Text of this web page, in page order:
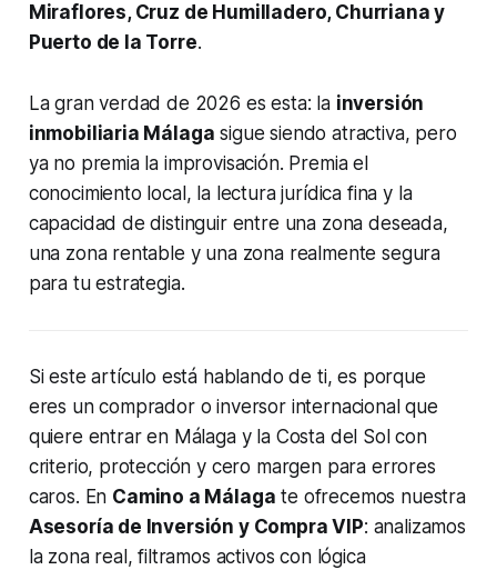
Miraflores, Cruz de Humilladero, Churriana y
Puerto de la Torre.
La gran verdad de 2026 es esta: la inversión
inmobiliaria Málaga sigue siendo atractiva, pero
ya no premia la improvisación. Premia el
conocimiento local, la lectura jurídica fina y la
capacidad de distinguir entre una zona deseada,
una zona rentable y una zona realmente segura
para tu estrategia.
Si este artículo está hablando de ti, es porque
eres un comprador o inversor internacional que
quiere entrar en Málaga y la Costa del Sol con
criterio, protección y cero margen para errores
caros. En Camino a Málaga te ofrecemos nuestra
Asesoría de Inversión y Compra VIP: analizamos
la zona real, filtramos activos con lógica